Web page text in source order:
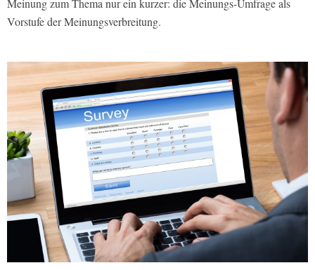
Meinung zum Thema nur ein kurzer: die Meinungs-Umfrage als
Vorstufe der Meinungsverbreitung.